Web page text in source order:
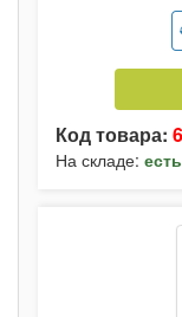
Код товара:
На складе: есть